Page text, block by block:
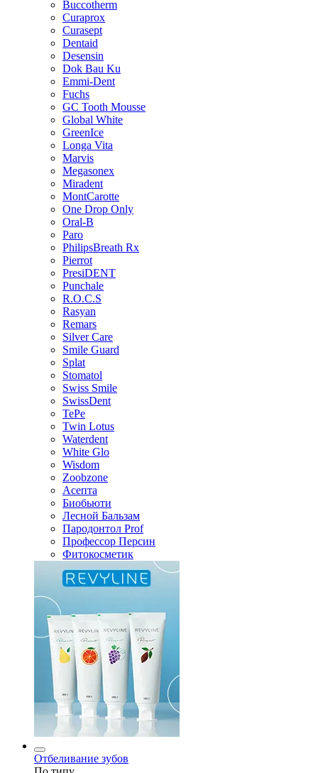
Buccotherm
Curaprox
Curasept
Dentaid
Desensin
Dok Bau Ku
Emmi-Dent
Fuchs
GC Tooth Mousse
Global White
GreenIce
Longa Vita
Marvis
Megasonex
Miradent
MontCarotte
One Drop Only
Oral-B
Paro
PhilipsBreath Rx
Pierrot
PresiDENT
Punchale
R.O.C.S
Rasyan
Remars
Silver Care
Smile Guard
Splat
Stomatol
Swiss Smile
SwissDent
TePe
Twin Lotus
Waterdent
White Glo
Wisdom
Zoobzone
Асепта
Биобьюти
Лесной Бальзам
Пародонтол Prof
Профессор Персин
Фитокосметик
Отбеливание зубов